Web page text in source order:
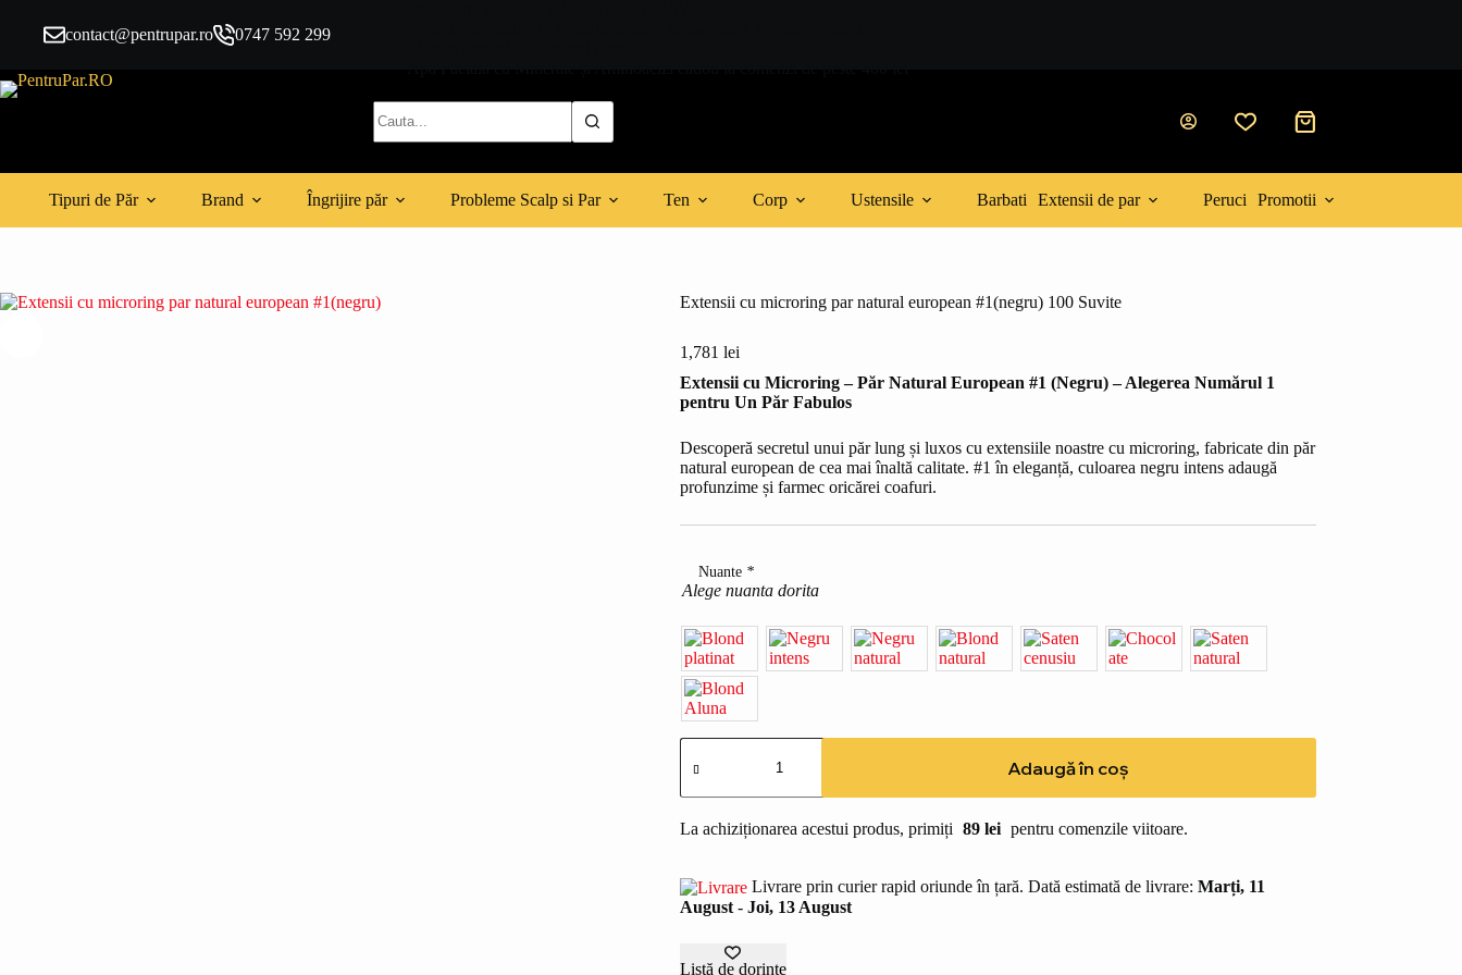
conținut
contact@pentrupar.ro 0747 592 299
rezultat
Coș
Tipuri de Păr
Brand Îngrijire păr Probleme Scalp si Par Ten Corp Ustensile Barbati Extensii de par Peruci Promotii
Extensii cu microring par natural european #1(negru) 100 Suvite
1,781 lei
Extensii cu Microring – Păr Natural European #1 (Negru) – Alegerea Numărul 1
pentru Un Păr Fabulos
Descoperă secretul unui păr lung și luxos cu extensiile noastre cu microring, fabricate din păr
natural european de cea mai înaltă calitate. #1 în eleganță, culoarea negru intens adaugă
profunzime și farmec oricărei coafuri.
Nuante *
Alege nuanta dorita
Cantitate
Extensii
microring
par
natural
#1(negru)
100
Suvite
Adaugă în coș
La achiziționarea acestui produs, primiți 89 lei pentru comenzile viitoare.
Livrare prin curier rapid oriunde în țară. Dată estimată de livrare: Marți, 11
August- Joi, 13 August
Listă de dorințe